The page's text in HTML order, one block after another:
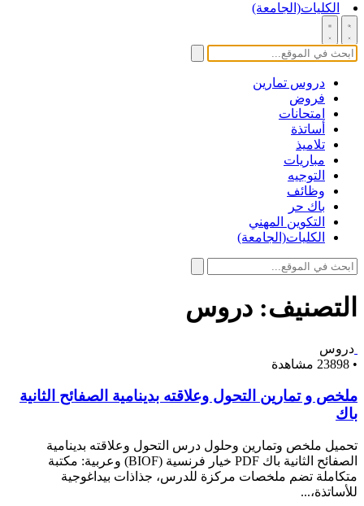
الكليات(الجامعة)
دروس تمارين
فروض
امتحانات
أساتذة
تلاميذ
مباريات
التوجيه
وظائف
باك حر
التكوين المهني
الكليات(الجامعة)
التصنيف: دروس
دروس
• 23898 مشاهدة
ملخص و تمارين التحول وعلاقته بدينامية الصفائح الثانية
باك
تحميل ملخص وتمارين وحلول درس التحول وعلاقته بدينامية
الصفائح الثانية باك PDF خيار فرنسية (BIOF) وعربية: مكتبة
متكاملة تضم ملخصات مركزة للدرس، جذاذات بيداغوجية
للأساتذة،...